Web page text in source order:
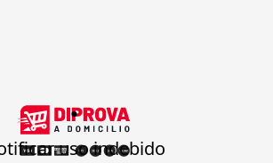
.
uso indebido